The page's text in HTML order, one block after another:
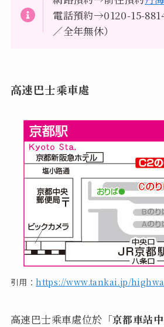
電話預約→0120-15-
／全年無休）
高速巴士乘車處
引用：https://www.tankai.jp/
高速巴士乘車處位於「京都車站